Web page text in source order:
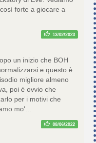
forte a giocare a
13/02/2023
un inizio che BOH
e questo è
migliore almeno
poi è ovvio che
per i motivi che
mo'...
08/06/2022